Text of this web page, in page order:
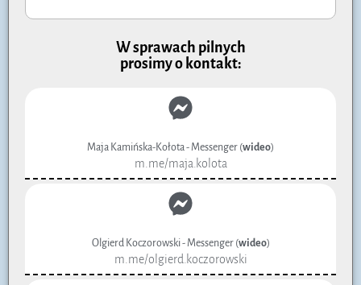
W sprawach pilnych
prosimy o kontakt:
Maja Kamińska-Kołota - Messenger (wideo)
m.me/maja.kolota
Olgierd Koczorowski - Messenger (wideo)
m.me/olgierd.koczorowski